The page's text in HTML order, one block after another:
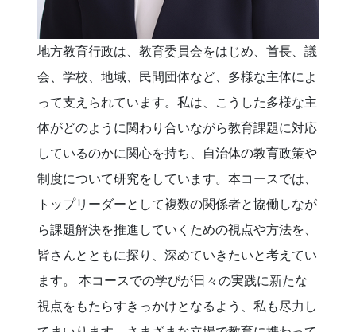
地方教育行政は、教育委員会をはじめ、首長、議
会、学校、地域、民間団体など、多様な主体によ
って支えられています。私は、こうした多様な主
体がどのように関わり合いながら教育課題に対応
しているのかに関心を持ち、自治体の教育政策や
制度について研究をしています。本コースでは、
トップリーダーとして複数の関係者と協働しなが
ら課題解決を推進していくための視点や方法を、
皆さんとともに探り、深めていきたいと考えてい
ます。 本コースでの学びが日々の実践に新たな
視点をもたらすきっかけとなるよう、私も尽力し